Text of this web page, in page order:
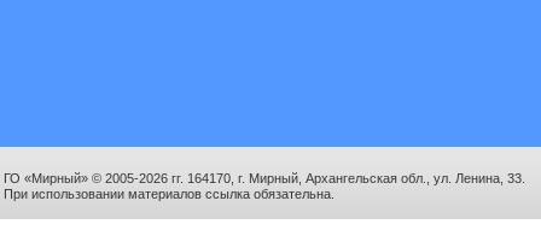
ГО «Мирный» © 2005-2026 гг. 164170, г. Мирный, Архангельская обл., ул. Ленина, 33.
При использовании материалов ссылка обязательна.